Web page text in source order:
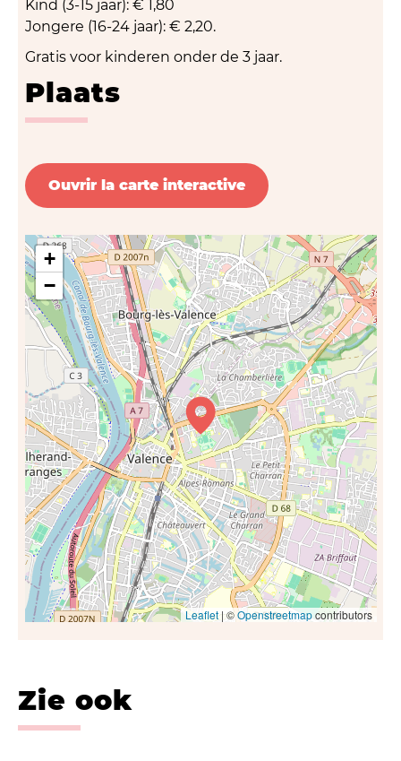
Kind (3-15 jaar): € 1,80
Jongere (16-24 jaar): € 2,20.
Gratis voor kinderen onder de 3 jaar.
Plaats
Ouvrir la carte interactive
+
−
Leaflet| ©Openstreetmapcontributors
Zie ook